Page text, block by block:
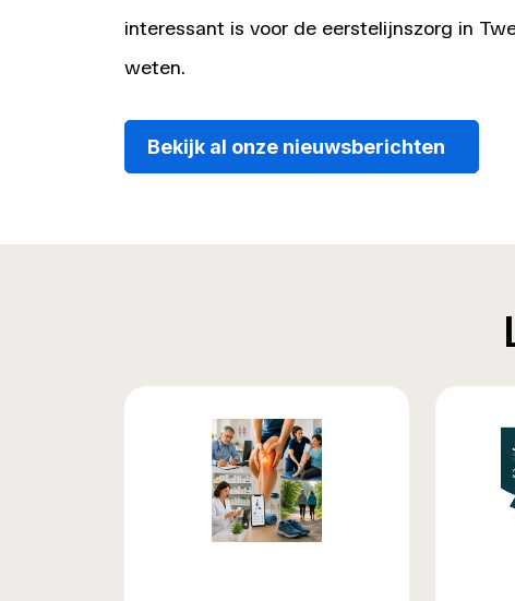
interessant is voor de eerstelijnszorg in
weten.
Bekijk al onze nieuwsberichten